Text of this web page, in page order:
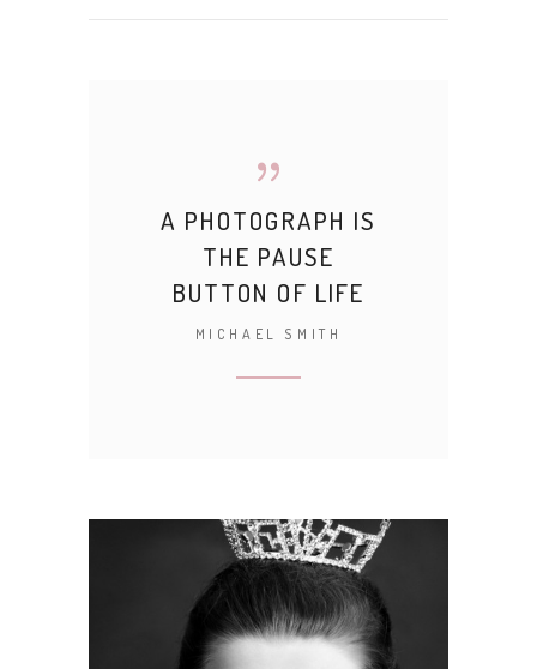
A PHOTOGRAPH IS
THE PAUSE
BUTTON OF LIFE
MICHAEL SMITH